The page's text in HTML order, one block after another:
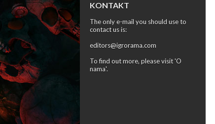
KONTAKT
The only e-mail you should use to
contact us is:
editors@igrorama.com
To find out more, please visit 'O
nama'.